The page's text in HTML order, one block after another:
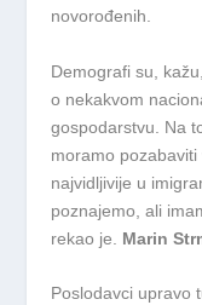
novorođenih.
Demografi su,
o nekakvom
gospodarstvu. Na
moramo
najvidljivije u
poznajemo, ali
rekao je. Marin
Poslodavci upravo